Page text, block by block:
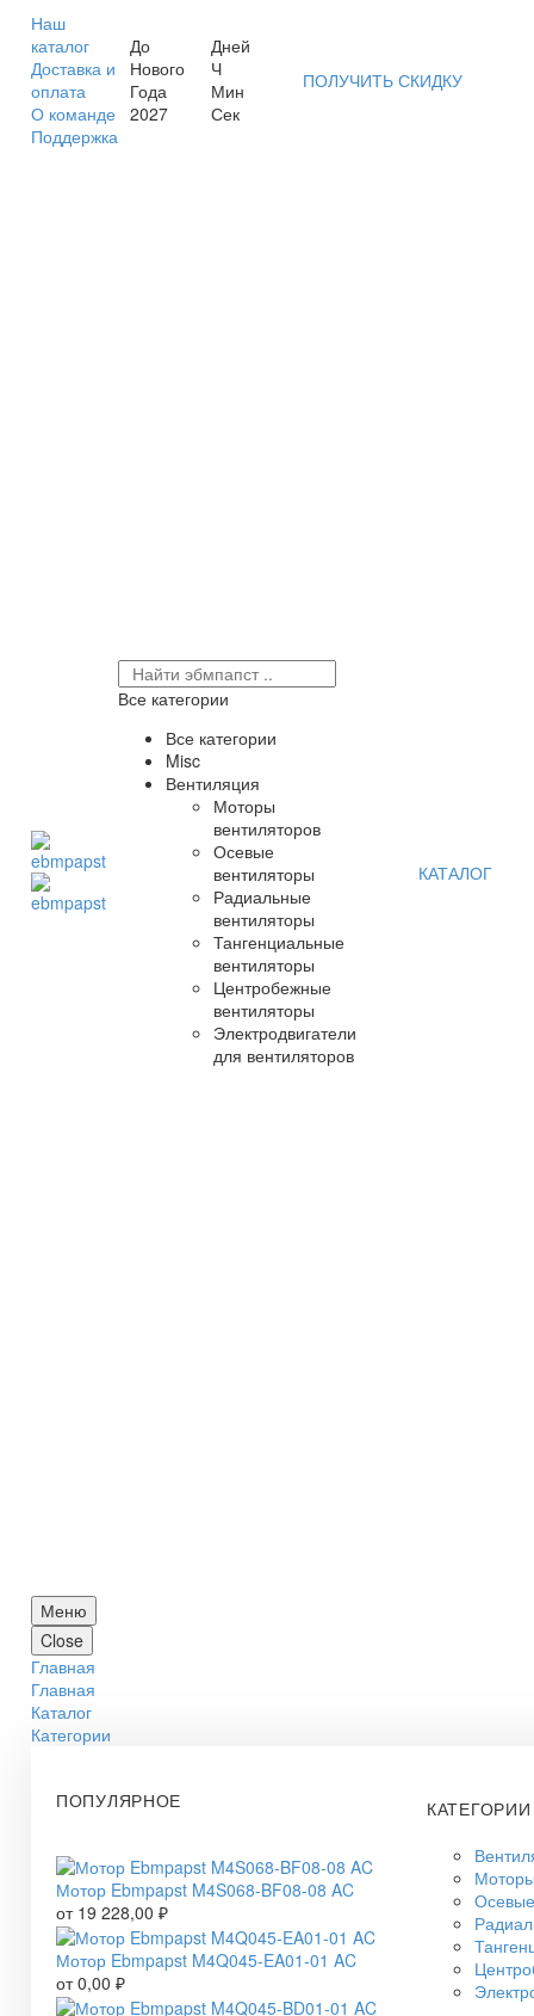
Наш
каталог
Доставка и
оплата
О команде
Поддержка
До
Нового
Года
2027
Дней
Ч
Мин
Сек
ПОЛУЧИТЬ СКИДКУ
Все категории
Все категории
Misc
Вентиляция
Моторы
вентиляторов
Осевые
вентиляторы
Радиальные
вентиляторы
Тангенциальные
вентиляторы
Центробежные
вентиляторы
Электродвигатели
для вентиляторов
КАТАЛОГ
Меню
Close
Главная
Главная
Каталог
Категории
ПОПУЛЯРНОЕ
Мотор Ebmpapst M4S068-BF08-08 AC
от 19 228,00 ₽
Мотор Ebmpapst M4Q045-EA01-01 AC
от0,00 ₽
КАТЕГОРИИ